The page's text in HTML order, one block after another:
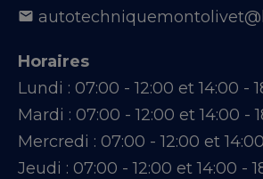
Horaires
Lundi : 07:00 - 12:00 et 14:00 -
Mardi : 07:00 - 12:00 et 14:00 -
Mercredi : 07:00 - 12:00 et
Jeudi : 07:00 - 12:00 et 14:00 -